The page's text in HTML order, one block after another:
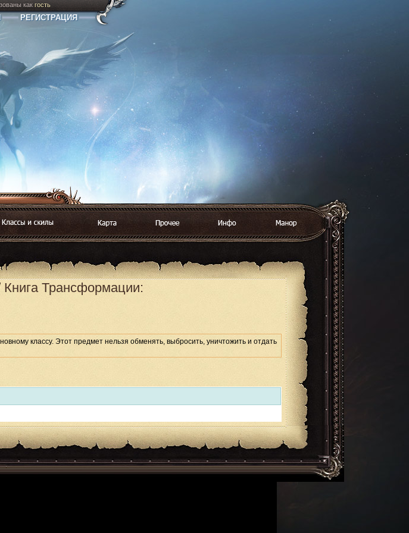
как гость
РЕГИСТРАЦИЯ
Книга Трансформации:
классу. Этот предмет нельзя обменять, выбросить, уничтожить и отдать